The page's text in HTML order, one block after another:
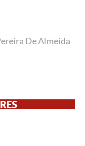
De Almeida